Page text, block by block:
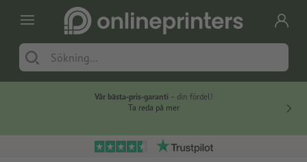
Vår bästa-pris-garanti – din fördel!
Ta reda på mer